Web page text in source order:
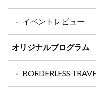
イベントレビュー
オリジナルプログラム
BORDERLESS